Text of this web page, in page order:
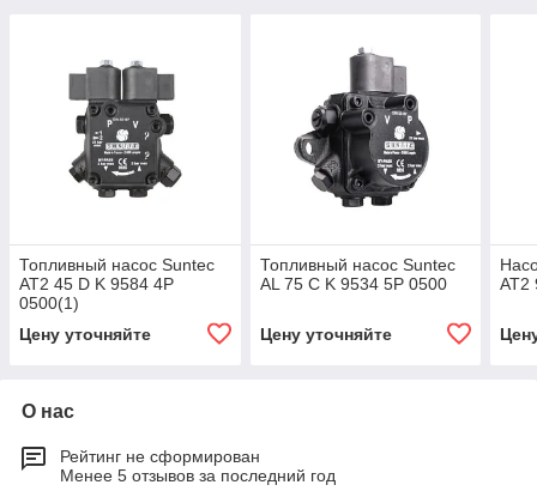
Топливный насос Suntec
AT2 45 D K 9584 4P
0500(1)
Цену уточняйте
Топливный насос Suntec
AL 75 C K 9534 5P 0500
Цену уточняйте
AT2
О нас
Рейтинг не сформирован
Менее 5 отзывов за последний год